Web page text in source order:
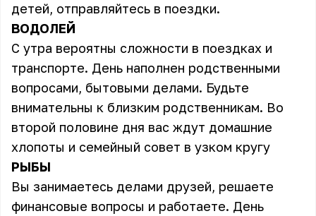
детей, отправляйтесь в поездки.
ВОДОЛЕЙ
С утра вероятны сложности в поездках и
транспорте. День наполнен родственными
вопросами, бытовыми делами. Будьте
внимательны к близким родственникам. Во
второй половине дня вас ждут домашние
хлопоты и семейный совет в узком кругу
РЫБЫ
Вы занимаетесь делами друзей, решаете
финансовые вопросы и работаете. День